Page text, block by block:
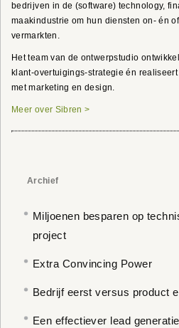
bedrijven in de (software) technology,
maakindustrie om hun diensten on- én
vermarkten.
Het team van de ontwerpstudio
klant-overtuigings-strategie én
met marketing en design.
Meer over Sibren >
Archief
Miljoenen besparen op
project
Extra Convincing Power
Bedrijf eerst versus product
Een effectiever lead